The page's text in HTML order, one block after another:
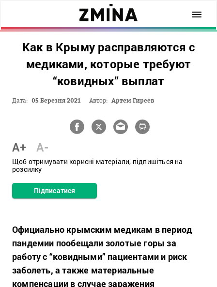
Как в Крыму расправляются с
медиками, которые требуют
“ковидных” выплат
Дата: 05 Березня 2021 Автор: Артем Гиреев
A+ A-
Щоб отримувати корисні матеріали, підпишіться на
розсилку
Підписатися
Официально крымским медикам в период
пандемии пообещали золотые горы за
работу с “ковидными” пациентами и риск
заболеть, а также материальные
компенсации в случае заражения